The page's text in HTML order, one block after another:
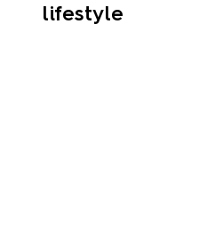
lifestyle